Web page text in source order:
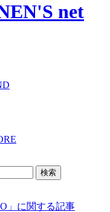
net
検索
」に関する記事